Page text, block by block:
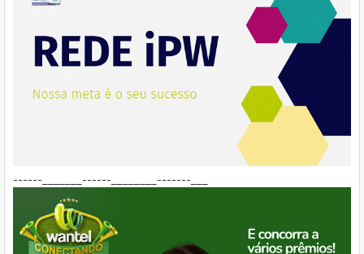
------_______------________-------___